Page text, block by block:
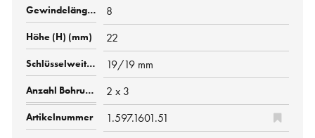
8
22
19/19 mm
2 x 3
1.597.1601.51